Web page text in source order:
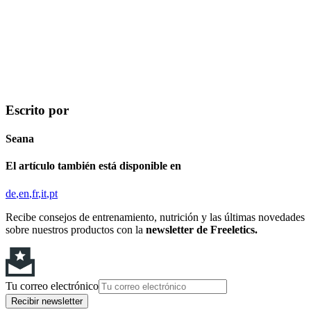
Escrito por
Seana
El artículo también está disponible en
de en fr it pt
Recibe consejos de entrenamiento, nutrición y las últimas novedades
sobre nuestros productos con la newsletter de Freeletics.
Tu correo electrónico
Recibir newsletter